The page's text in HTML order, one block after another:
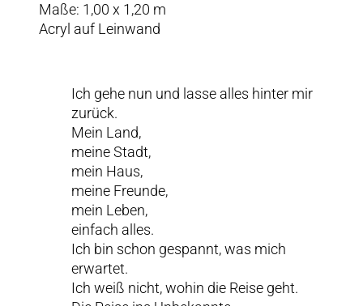
Maße: 1,00 x 1,20 m
Acryl auf Leinwand
Ich gehe nun und lasse alles hinter mir
zurück.
Mein Land,
meine Stadt,
mein Haus,
meine Freunde,
mein Leben,
einfach alles.
Ich bin schon gespannt, was mich
erwartet.
Ich weiß nicht, wohin die Reise geht.